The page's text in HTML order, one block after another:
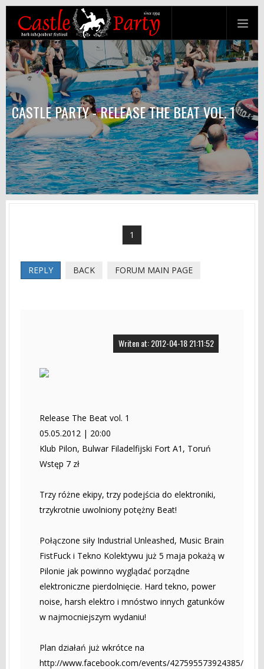
CASTLE PARTY - RELEASE THE BEAT VOL. 1
1
REPLY BACK FORUM MAIN PAGE
Writen at: 2012-04-18 21:11:52
Release The Beat vol. 1
05.05.2012 | 20:00
Klub Pilon, Bulwar Filadelfijski Fort A1, Toruń
Wstęp 7 zł
Trzy różne ekipy, trzy podejścia do elektroniki,
trzykrotnie uwolniony potężny Beat!
Połączone siły Industrial Unleashed, Music Brain
FistFuck i Tekno Kolektywu już 5 maja pokażą w
Pilonie jak powinno wyglądać porządne
elektroniczne pierdolnięcie. Hard tekno, power
noise, harsh elektro i mnóstwo innych gatunków
w najmocniejszym wydaniu!
Plan działań już wkrótce na
http://www.facebook.com/events/427595573924385/